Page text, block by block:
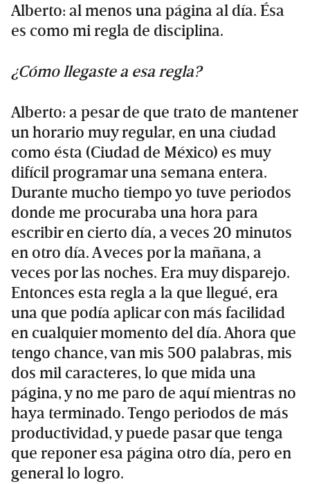
Alberto: al menos una página al día. Ésa
es como mi regla de disciplina.
¿Cómo llegaste a esa regla?
Alberto: a pesar de que trato de mantener
un horario muy regular, en una ciudad
como ésta (Ciudad de México) es muy
difícil programar una semana entera.
Durante mucho tiempo yo tuve periodos
donde me procuraba una hora para
escribir en cierto día, a veces 20 minutos
en otro día. A veces por la mañana, a
veces por las noches. Era muy disparejo.
Entonces esta regla a la que llegué, era
una que podía aplicar con más facilidad
en cualquier momento del día. Ahora que
tengo chance, van mis 500 palabras, mis
dos mil caracteres, lo que mida una
página, y no me paro de aquí mientras no
haya terminado. Tengo periodos de más
productividad, y puede pasar que tenga
que reponer esa página otro día, pero en
general lo logro.